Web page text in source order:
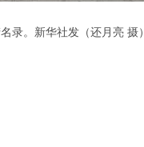
。新华社发（还月亮 摄）